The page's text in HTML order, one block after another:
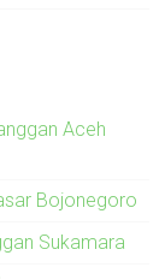
Aceh
Bojonegoro
Sukamara